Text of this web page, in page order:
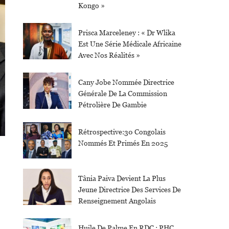
Kongo »
Prisca Marceleney : « Dr Wlika
Est Une Série Médicale Africaine
Avec Nos Réalités »
Cany Jobe Nommée Directrice
Générale De La Commission
Pétrolière De Gambie
Rétrospective:30 Congolais
Nommés Et Primés En 2025
Tânia Paiva Devient La Plus
Jeune Directrice Des Services De
Renseignement Angolais